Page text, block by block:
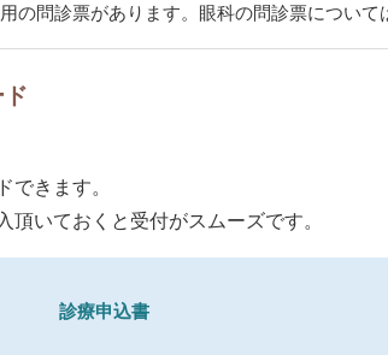
の問診票があります。眼科の問診票について
できます。
頂いておくと受付がスムーズです。
診療申込書